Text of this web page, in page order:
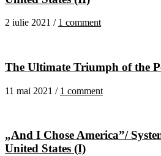
2 iulie 2021 / 1 comment
The Ultimate Triumph of the
11 mai 2021 / 1 comment
„And I Chose America”/
United States (I)